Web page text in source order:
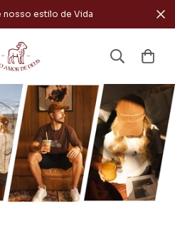
nosso estilo de Vida